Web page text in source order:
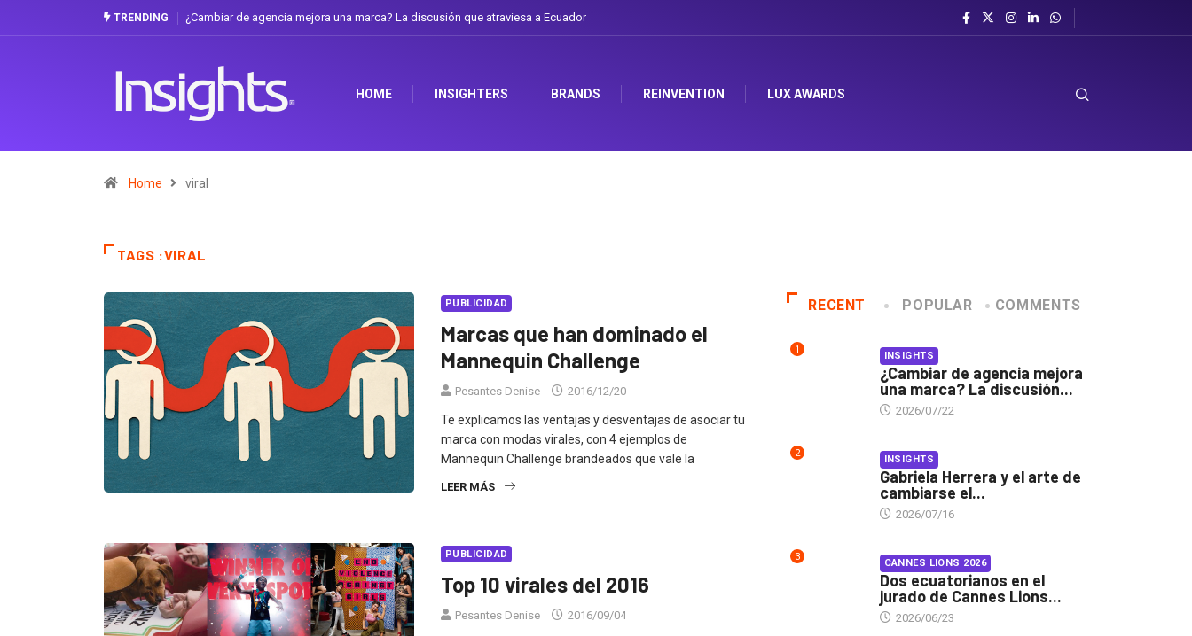
TRENDING ¿Cambiar de agencia mejora una marca? La discusión que atraviesa a EcuadorGabriela Herrera y el arte de cambiarse el sombrero en Corporación Favorita
HOME INSIGHTERS BRANDS REINVENTION LUX AWARDS
Home viral
TAGS :VIRAL
PUBLICIDAD
Marcas que han dominado el
Mannequin Challenge
Pesantes Denise 2016/12/20
Te explicamos las ventajas y desventajas de asociar tu
marca con modas virales, con 4 ejemplos de
Mannequin Challenge brandeados que vale la
LEER MÁS
PUBLICIDAD
Top 10 virales del 2016
Pesantes Denise 2016/09/04
RECENT POPULAR COMMENTS
1 INSIGHTS
¿Cambiar de agencia mejora
una marca? La discusión...
2026/07/22
2 INSIGHTS
Gabriela Herrera y el arte de
cambiarse el...
2026/07/16
3 CANNES LIONS 2026
Dos ecuatorianos en el
jurado de Cannes Lions...
2026/06/23